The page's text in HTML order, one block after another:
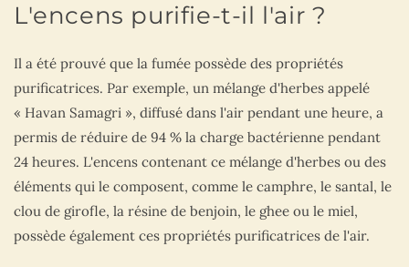
L'encens purifie-t-il l'air ?
Il a été prouvé que la fumée possède des propriétés
purificatrices. Par exemple, un mélange d'herbes appelé
« Havan Samagri », diffusé dans l'air pendant une heure, a
permis de réduire de 94 % la charge bactérienne pendant
24 heures. L'encens contenant ce mélange d'herbes ou des
éléments qui le composent, comme le camphre, le santal, le
clou de girofle, la résine de benjoin, le ghee ou le miel,
possède également ces propriétés purificatrices de l'air.